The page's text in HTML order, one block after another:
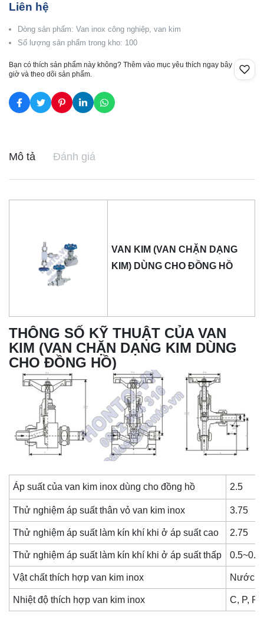
Liên hệ
Dòng sản phẩm: Van inox công nghiệp, van kim
Số lượng sản phẩm trong kho: 100
Bạn có thích sản phẩm này không? Thêm vào mục yêu thích ngay bây
giờ và theo dõi sản phẩm.
Mô tả Đánh giá
VAN KIM (VAN CHẶN DẠNG
KIM) DÙNG CHO ĐỒNG HỒ
THÔNG SỐ KỸ THUẬT CỦA VAN
KIM (VAN CHẶN DẠNG KIM DÙNG
CHO ĐỒNG HỒ)
Áp suất của van kim inox dùng cho đồng hồ 2.5
Thử nghiệm áp suất thân vỏvan kim inox 3.75
Thử nghiệm áp suất làm kín khí khi ở áp suất cao 2.75
Thử nghiệm áp suất làm kín khí khi ở áp suất thấp 0.5~0.7
Vật chất thích hợpvan kim inox Nước,
Nhiệt độ thích hợpvan kim inox C, P, R,